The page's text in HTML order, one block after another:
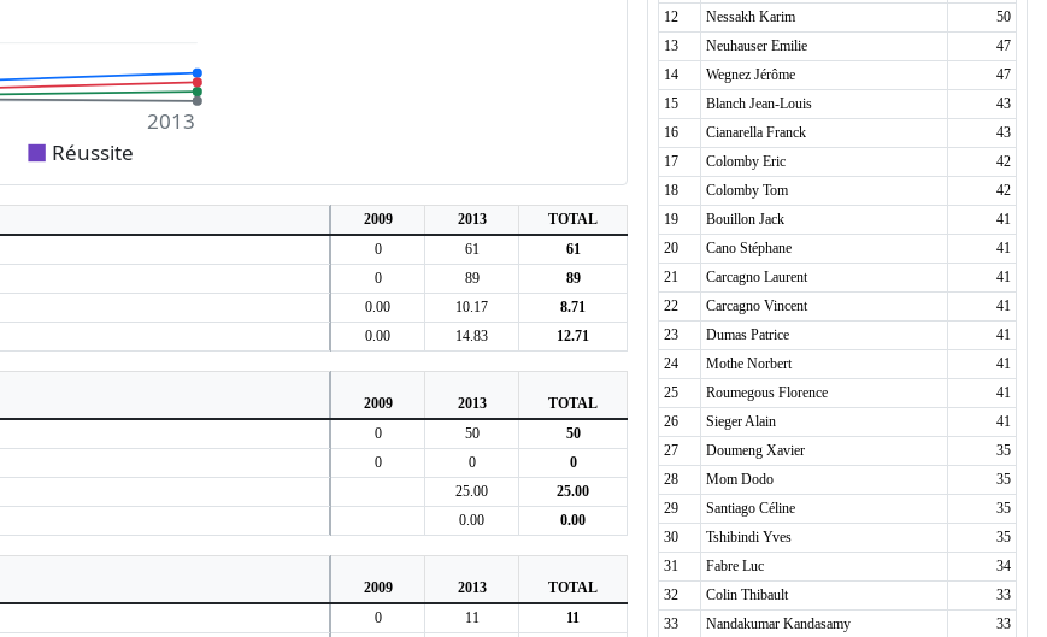
2013
Réussite
2009 2013
TOTAL
0 61
61
0 89
89
0.00 10.17
8.71
0.00 14.83 12.71
2009 2013
TOTAL
0 50
50
0 0
0
25.00
25.00
0.00 0.00
2009 2013
TOTAL
0 11
11
12
Nessakh Karim
50
13
Neuhauser Emilie
47
14
Wegnez Jérôme
47
15
Blanch Jean-Louis
43
16
Cianarella Franck
43
17
Colomby Eric
42
18
Colomby Tom
42
19
Bouillon Jack
41
20
Cano Stéphane
41
21
Carcagno Laurent
41
22
Carcagno Vincent
41
23
Dumas Patrice
41
24
Mothe Norbert
41
25
Roumegous Florence
41
26
Sieger Alain
41
27
Doumeng Xavier
35
28
Mom Dodo
35
29
Santiago Céline
35
30
Tshibindi Yves
35
31
Fabre Luc
34
32
Colin Thibault
33
33
Nandakumar Kandasamy
33